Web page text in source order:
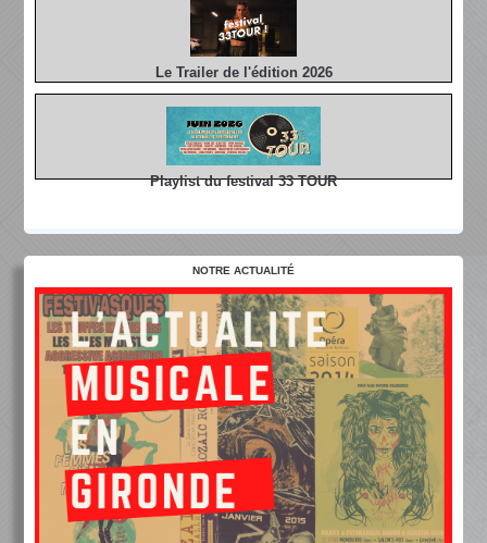
Le Trailer de l'édition 2026
Playlist du festival 33 TOUR
NOTRE ACTUALITÉ